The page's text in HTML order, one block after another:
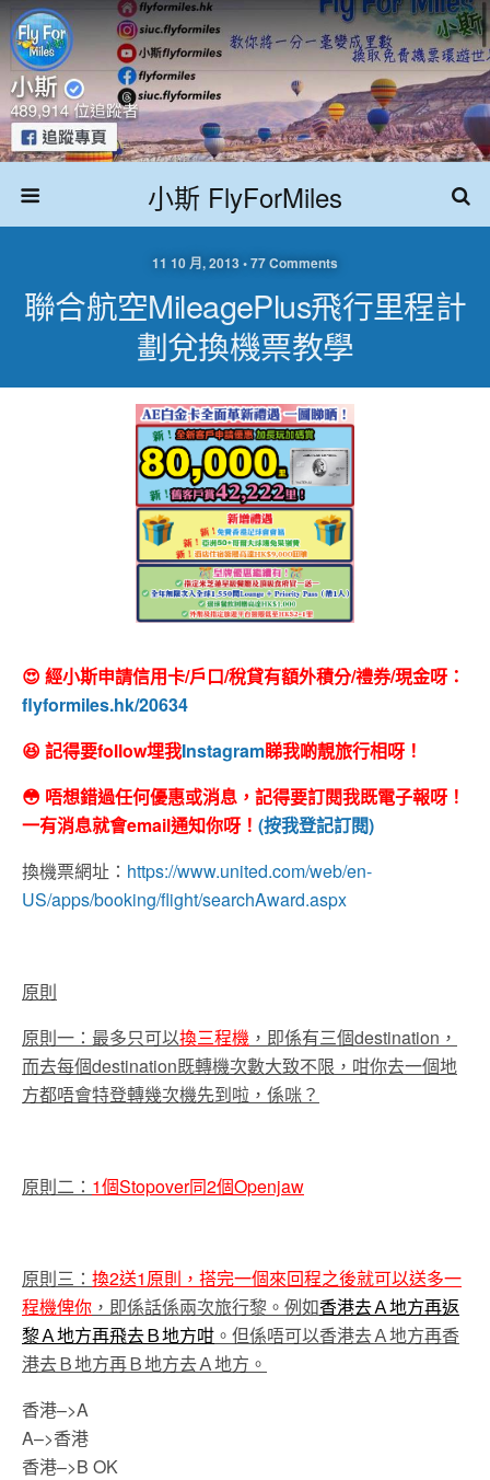
小斯 FlyForMiles
11 10 月, 2013 • 77 Comments
聯合航空MileagePlus飛行里程計
劃兌換機票教學
😍 經小斯申請信用卡/戶口/稅貸有額外積分/禮券/現金呀：
flyformiles.hk/20634
😆 記得要follow埋我Instagram睇我啲靚旅行相呀！
😳 唔想錯過任何優惠或消息，記得要訂閱我既電子報呀！
一有消息就會email通知你呀！ (按我登記訂閱)
換機票網址： https://www.united.com/web/en-
US/apps/booking/flight/searchAward.aspx
原則
原則一：最多只可以換三程機 ，即係有三個destination，
而去每個destination既轉機次數大致不限，咁你去一個地
方都唔會特登轉幾次機先到啦，係咪？
原則二： 1個Stopover同2個Openjaw
原則三： 換2送1原則，搭完一個來回程之後就可以送多一
程機俾你 ，即係話係兩次旅行黎。例如香港去Ａ地方再返
黎Ａ地方再飛去Ｂ地方咁 。但係唔可以香港去Ａ地方再香
港去Ｂ地方再Ｂ地方去Ａ地方。
香港–>A
A–>香港
香港–>B OK